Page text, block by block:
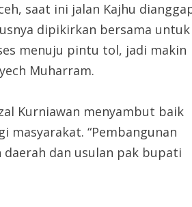
saat ini jalan Kajhu
dipikirkan bersama untuk
menuju pintu tol, jadi makin
Muharram.
Kurniawan menyambut baik
masyarakat. “Pembangunan
dan usulan pak bupati